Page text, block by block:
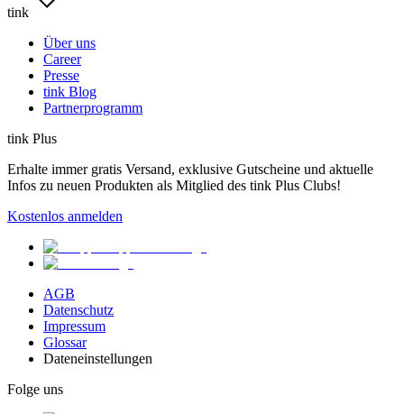
tink
Über uns
Career
Presse
tink Blog
Partnerprogramm
tink Plus
Erhalte immer gratis Versand, exklusive Gutscheine und aktuelle
Infos zu neuen Produkten als Mitglied des tink Plus Clubs!
Kostenlos anmelden
AGB
Datenschutz
Impressum
Glossar
Dateneinstellungen
Folge uns